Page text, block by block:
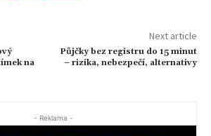
na
Next article
Půjčky bez registru do 15 minut
– rizika, nebezpečí, alternativy
- Reklama -